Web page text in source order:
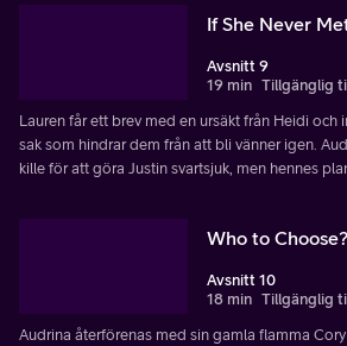
If She Never
Avsnitt 9
19 min Tillgänglig
Lauren får ett brev med en ursäkt från Heidi och
sak som hindrar dem från att bli vänner igen.
kille för att göra Justin svartsjuk, men hennes
Who to Choose?
Avsnitt 10
18 min Tillgänglig
Audrina återförenas med sin gamla flamma